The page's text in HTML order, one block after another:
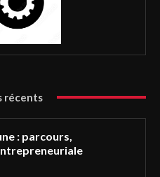
récents
: parcours,